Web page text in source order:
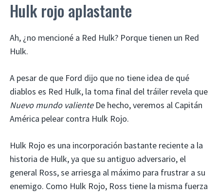
Hulk rojo aplastante
Ah, ¿no mencioné a Red Hulk? Porque tienen un Red
Hulk.
A pesar de que Ford dijo que no tiene idea de qué
diablos es Red Hulk, la toma final del tráiler revela que
Nuevo mundo valienteDe hecho, veremos al Capitán
América pelear contra Hulk Rojo.
Hulk Rojo es una incorporación bastante reciente a la
historia de Hulk, ya que su antiguo adversario, el
general Ross, se arriesga al máximo para frustrar a su
enemigo. Como Hulk Rojo, Ross tiene la misma fuerza